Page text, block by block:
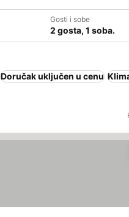
Gosti i sobe
2 gosta, 1 soba.
Doručak uključen u cenu